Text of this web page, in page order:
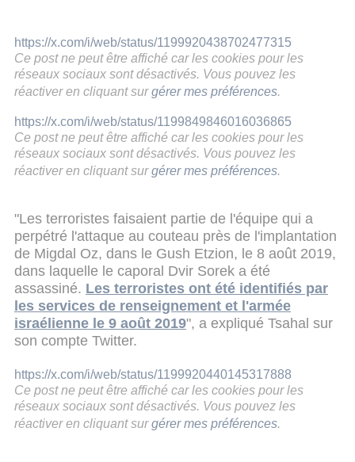
https://x.com/i/web/status/1199920438702477315
Ce post ne peut être affiché car les cookies pour les
réseaux sociaux sont désactivés. Vous pouvez les
réactiver en cliquant sur gérer mes préférences.
https://x.com/i/web/status/1199849846016036865
Ce post ne peut être affiché car les cookies pour les
réseaux sociaux sont désactivés. Vous pouvez les
réactiver en cliquant sur gérer mes préférences.
"Les terroristes faisaient partie de l'équipe qui a
perpétré l'attaque au couteau près de l'implantation
de Migdal Oz, dans le Gush Etzion, le 8 août 2019,
dans laquelle le caporal Dvir Sorek a été
assassiné. Les terroristes ont été identifiés par
les services de renseignement et l'armée
israélienne le 9 août 2019", a expliqué Tsahal sur
son compte Twitter.
https://x.com/i/web/status/1199920440145317888
Ce post ne peut être affiché car les cookies pour les
réseaux sociaux sont désactivés. Vous pouvez les
réactiver en cliquant sur gérer mes préférences.